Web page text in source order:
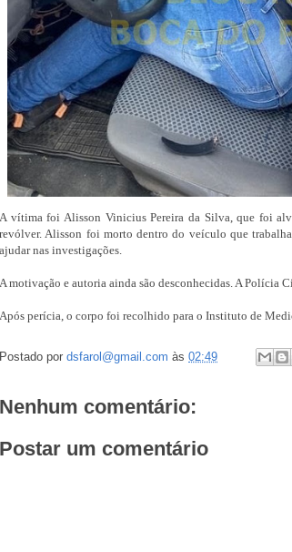
A vítima foi Alisson Vinicius Pereira da Silva, que foi
revólver. Alisson foi morto dentro do veículo que
ajudar nas investigações.
A motivação e autoria ainda são desconhecidas. A Polícia
Após perícia, o corpo foi recolhido para o Instituto de
Postado por dsfarol@gmail.com às 02:49
Nenhum comentário:
Postar um comentário